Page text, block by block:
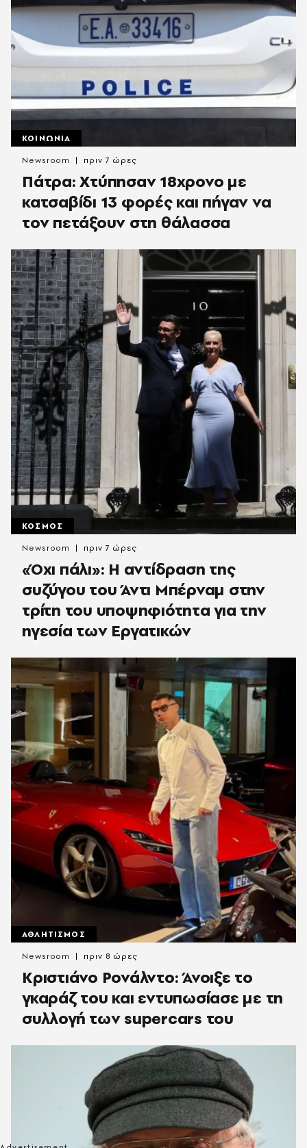
ΚΟΙΝΩΝΙΑ
Πάτρα: Χτύπησαν 18χρονο με
κατσαβίδι 13 φορές και πήγαν να
τον πετάξουν στη θάλασσα
Newsroom πριν 7 ώρες
ΚΟΣΜΟΣ
«Όχι πάλι»: Η αντίδραση της
συζύγου του Άντι Μπέρναμ στην
τρίτη του υποψηφιότητα για την
ηγεσία των Εργατικών
Newsroom πριν 7 ώρες
ΑΘΛΗΤΙΣΜΟΣ
Κριστιάνο Ρονάλντο: Άνοιξε το
γκαράζ του και εντυπωσίασε με τη
συλλογή των supercars του
Newsroom πριν 8 ώρες